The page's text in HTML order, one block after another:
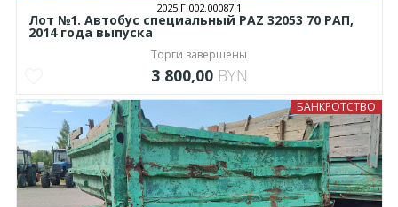
2025.Г.002.00087.1
Лот №1. Автобус специальный РAZ 32053 70 РАП,
2014 года выпуска
Торги завершены
3 800,00 BYN
БАНКРОТСТВО